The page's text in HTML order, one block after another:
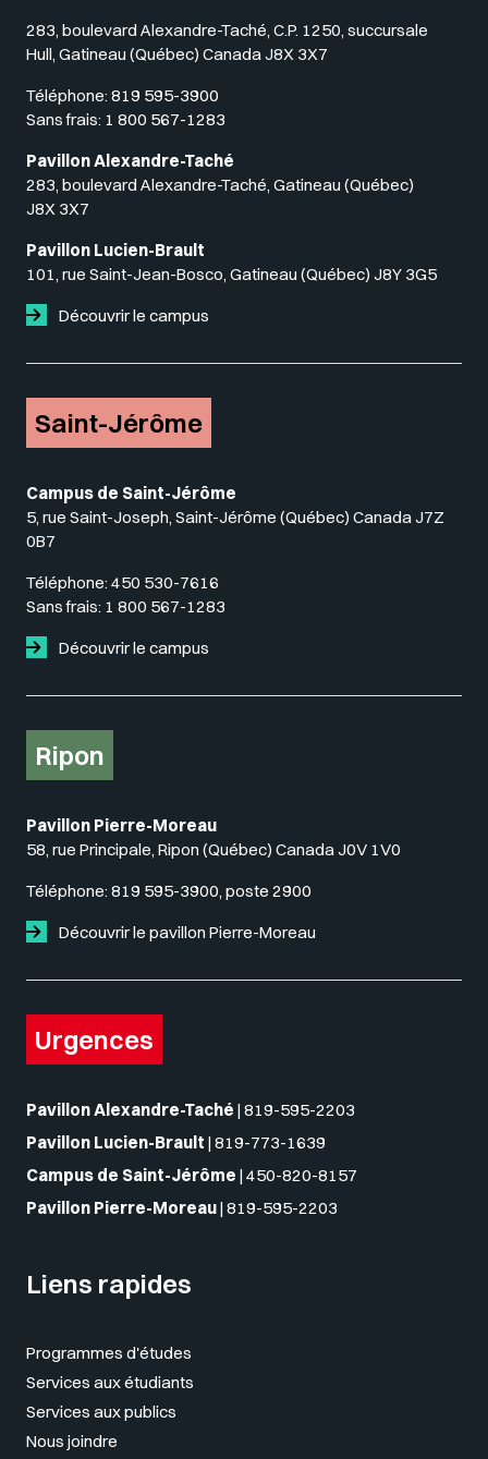
283, boulevard Alexandre-Taché, C.P. 1250, succursale
Hull, Gatineau (Québec) Canada J8X 3X7
Téléphone: 819 595-3900
Sans frais: 1 800 567-1283
Pavillon Alexandre-Taché
283, boulevard Alexandre-Taché, Gatineau (Québec)
J8X 3X7
Pavillon Lucien-Brault
101, rue Saint-Jean-Bosco, Gatineau (Québec) J8Y 3G5
Découvrir le campus
Saint-Jérôme
Campus de Saint-Jérôme
5, rue Saint-Joseph, Saint-Jérôme (Québec) Canada J7Z
0B7
Téléphone: 450 530-7616
Sans frais: 1 800 567-1283
Découvrir le campus
Ripon
Pavillon Pierre-Moreau
58, rue Principale, Ripon (Québec) Canada J0V 1V0
Téléphone: 819 595-3900, poste 2900
Découvrir le pavillon Pierre-Moreau
Urgences
Pavillon Alexandre-Taché | 819-595-2203
Pavillon Lucien-Brault | 819-773-1639
Campus de Saint-Jérôme | 450-820-8157
Pavillon Pierre-Moreau| 819-595-2203
Liens rapides
Programmes d'études
Services aux étudiants
Services aux publics
Nous joindre